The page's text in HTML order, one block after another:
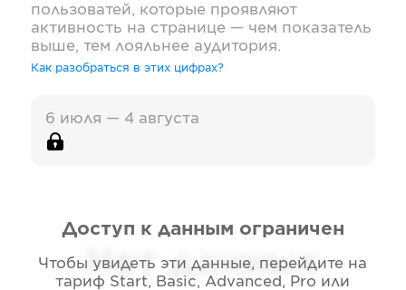
пользоватей, которые проявляют
активность на странице — чем показатель
выше, тем лояльнее аудитория.
Как разобраться в этих цифрах?
6 июля — 4 августа
Нет данных
Доступ к данным ограничен
Чтобы увидеть эти данные, перейдите на
тариф Start, Basic, Advanced, Pro или